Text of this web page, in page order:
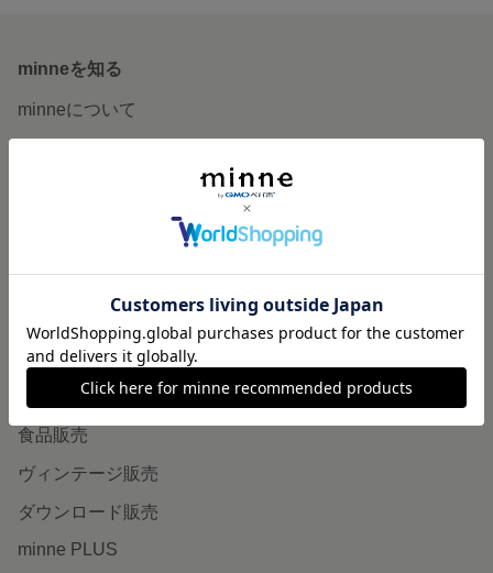
minneを知る
minneについて
作品販売について
minneで売りたい
食品販売
ヴィンテージ販売
ダウンロード販売
minne PLUS